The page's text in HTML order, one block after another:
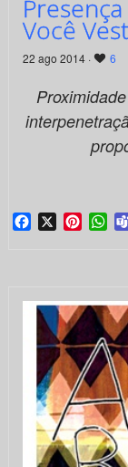
Você
22 ago 2014 · 6
Facebook
X